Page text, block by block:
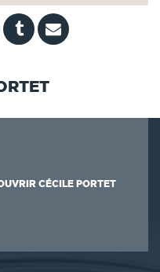
CÉCILE PORTET